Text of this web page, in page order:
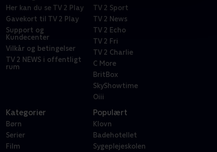
Her kan du se TV 2 Play
Gavekort til TV 2 Play
Support og
Kundecenter
Vilkår og betingelser
TV 2 NEWS i offentligt
rum
TV 2 Sport
TV 2 News
TV 2 Echo
TV 2 Fri
TV 2 Charlie
C More
BritBox
SkyShowtime
Oiii
Kategorier
Børn
Serier
Film
Populært
Klovn
Badehotellet
Sygeplejeskolen